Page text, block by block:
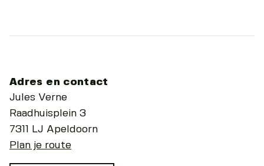
Adres en contact
Jules Verne
Raadhuisplein 3
7311 LJ Apeldoorn
Plan je route